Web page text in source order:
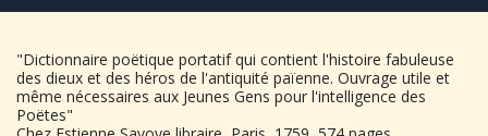
"Dictionnaire poëtique portatif qui contient l'histoire fabuleuse
des dieux et des héros de l'antiquité païenne. Ouvrage utile et
même nécessaires aux Jeunes Gens pour l'intelligence des
Poëtes"